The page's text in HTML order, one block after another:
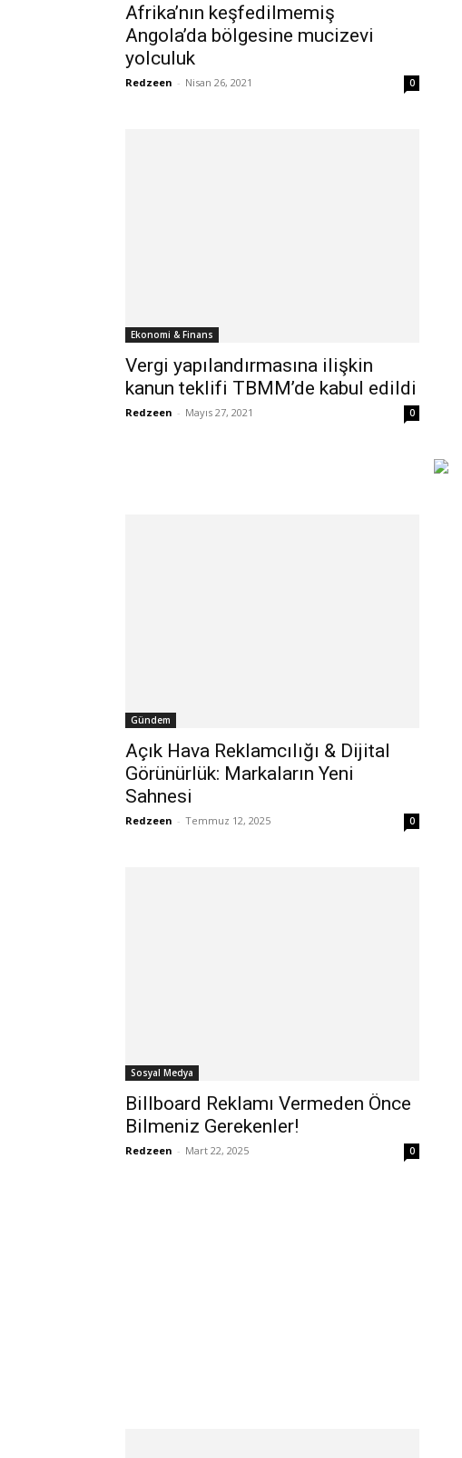
Afrika’nın keşfedilmemiş
Angola’da bölgesine mucizevi
yolculuk
Redzeen - Nisan 26, 2021 0
Ekonomi & Finans
Vergi yapılandırmasına ilişkin
kanun teklifi TBMM’de kabul edildi
Redzeen - Mayıs 27, 2021 0
Gündem
Açık Hava Reklamcılığı & Dijital
Görünürlük: Markaların Yeni
Sahnesi
Redzeen - Temmuz 12, 2025 0
Sosyal Medya
Billboard Reklamı Vermeden Önce
Bilmeniz Gerekenler!
Redzeen - Mart 22, 2025 0